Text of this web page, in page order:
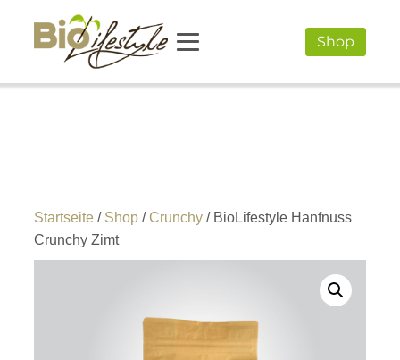
Shop
Startseite / Shop / Crunchy / BioLifestyle Hanfnuss
Crunchy Zimt